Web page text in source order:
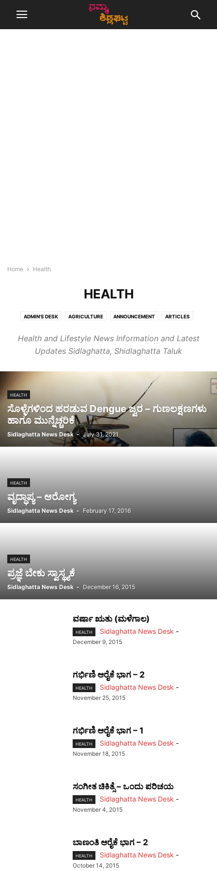
Home Health
HEALTH
ADMIN'S DESK AGRICULTURE ANNOUNCEMENT ARTICLES
CHINTAMANI COVID-19 CULTURE EDUCATION HEALTH
HOROSCOPE KIDS LIFESTYLE MALLIKARJUNA MONEY
SPORTS
Health and Lifestyle News Information and Latest
Updates Sidlaghatta, Shidlaghatta Taluk
HEALTH
ಸೊಳ್ಳೆಗಳಿಂದ ಹರಡುವ Dengue ಜ್ವರ – ಗುಣಲಕ್ಷಣಗಳು
ಹಾಗೂ ಮುನ್ನೆಚ್ಚರಿಕೆ
Sidlaghatta News Desk - July 31, 2021
HEALTH
ವೃದ್ಧಾಪ್ಯ – ಆರೋಗ್ಯ
Sidlaghatta News Desk - February 17, 2016
HEALTH
ಪ್ರಜ್ಞೆ ಬೇಕು ಸ್ವಾಸ್ಥ್ಯಕೆ
Sidlaghatta News Desk - December 16, 2015
ವರ್ಷಾ ಋತು (ಮಳೆಗಾಲ)
HEALTH Sidlaghatta News Desk -
December 9, 2015
ಗರ್ಭಿಣಿ ಆರೈಕೆ ಭಾಗ – 2
HEALTH Sidlaghatta News Desk -
November 25, 2015
ಗರ್ಭಿಣಿ ಆರೈಕೆ ಭಾಗ – 1
HEALTH Sidlaghatta News Desk -
November 18, 2015
ಸಂಗೀತ ಚಿಕಿತ್ಸೆ – ಒಂದು ಪರಿಚಯ
HEALTH Sidlaghatta News Desk -
November 4, 2015
ಬಾಣಂತಿ ಆರೈಕೆ ಭಾಗ – 2
HEALTH Sidlaghatta News Desk -
October 14, 2015